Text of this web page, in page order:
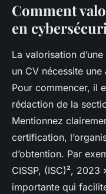
Comment
en
La valorisation
un CV nécessite
Pour commencer, il
rédaction de la
Mentionnez
certification,
d’obtention. Par
CISSP, (ISC)²,
importante qui